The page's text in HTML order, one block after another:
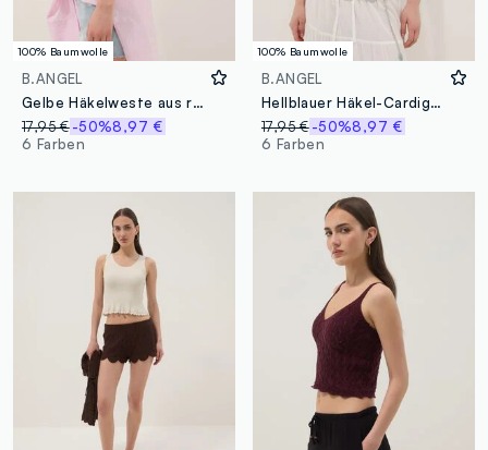
100% Baumwolle
B.ANGEL
Gelbe Häkelweste aus reiner Baumwolle, Regular Fit
17,95 €-50%8,97 €
6 Farben
100% Baumwolle
B.ANGEL
Hellblauer Häkel-Cardigan aus reiner Baumwolle, Regular Fit
17,95 € -50%8,97 €
6 Farben